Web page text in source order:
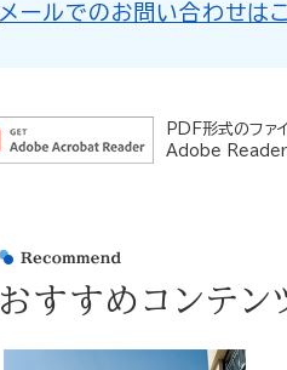
メールでのお問い合わせは
PDF形式のファ
Adobe Readerを
おすすめコンテン